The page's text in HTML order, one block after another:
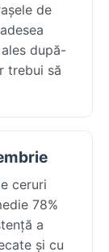
de
după-
trebui să
ceruri
78%
a
și cu